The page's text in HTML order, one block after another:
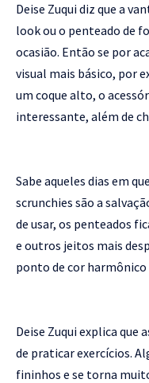
Deise Zuqui diz que a
look ou o penteado de
ocasião. Então se por
visual mais básico, por
um coque alto, o
interessante, além de
Sabe aqueles dias em
scrunchies são a
de usar, os penteados
e outros jeitos mais
ponto de cor harmônico
Deise Zuqui explica que
de praticar exercícios.
fininhos e se torna